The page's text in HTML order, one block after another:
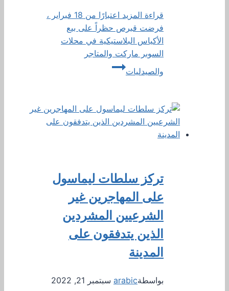
قراءة المزيد
اعتبارًا من 18 فبراير ،
فرضت قبرص حظراً على بيع
الأكياس البلاستيكية في محلات
السوبر ماركت والمتاجر
والصيدليات
تركز سلطات ليماسول
على المهاجرين غير
الشرعيين المشردين
الذين يتدفقون على
المدينة
بواسطةarabic سبتمبر 21, 2022